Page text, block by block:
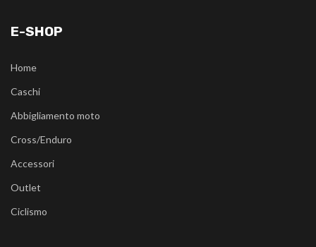
E-SHOP
Home
Caschi
Abbigliamento moto
Cross/Enduro
Accessori
Outlet
Ciclismo